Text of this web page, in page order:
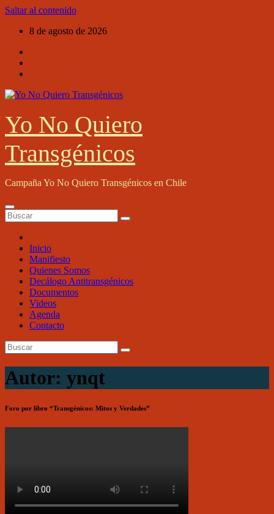
Saltar al contenido
8 de agosto de 2026
Yo No Quiero
Transgénicos
Campaña Yo No Quiero Transgénicos en Chile
Inicio
Manifiesto
Quienes Somos
Decálogo Antitransgénicos
Documentos
Videos
Agenda
Contacto
Autor: ynqt
Foro por libro “Transgénicos: Mitos y Verdades”